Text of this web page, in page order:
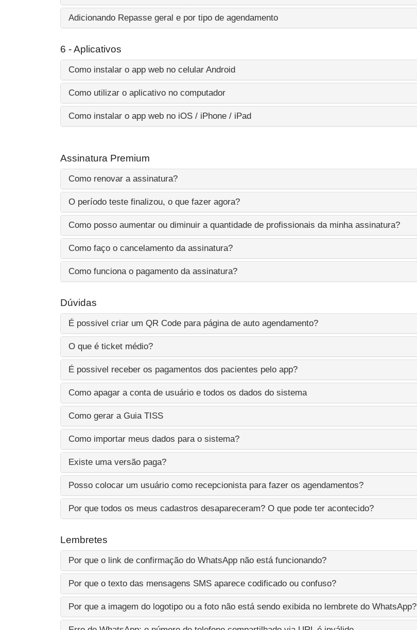
Adicionando Repasse geral e por tipo de agendamento
6 - Aplicativos
Como instalar o app web no celular Android
Como utilizar o aplicativo no computador
Como instalar o app web no iOS / iPhone / iPad
Assinatura Premium
Como renovar a assinatura?
O período teste finalizou, o que fazer agora?
Como posso aumentar ou diminuir a quantidade de profissionais da minha assinatura?
Como faço o cancelamento da assinatura?
Como funciona o pagamento da assinatura?
Dúvidas
É possivel criar um QR Code para página de auto agendamento?
O que é ticket médio?
É possivel receber os pagamentos dos pacientes pelo app?
Como apagar a conta de usuário e todos os dados do sistema
Como gerar a Guia TISS
Como importar meus dados para o sistema?
Existe uma versão paga?
Posso colocar um usuário como recepcionista para fazer os agendamentos?
Por que todos os meus cadastros desapareceram? O que pode ter acontecido?
Lembretes
Por que o link de confirmação do WhatsApp não está funcionando?
Por que o texto das mensagens SMS aparece codificado ou confuso?
Por que a imagem do logotipo ou a foto não está sendo exibida no lembrete do WhatsApp?